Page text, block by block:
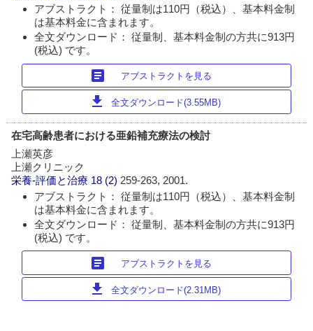
アブストラクト： 従量制は110円（税込）、基本料金制
は基本料金に含まれます。
全文ダウンロード： 従量制、基本料金制の方共に913円
(税込) です。
article アブストラクトを見る
download 全文ダウンロード(3.55MB)
在宅高齢患者における亜鉛補充療法の検討
上瀬英彦
上瀬クリニック
栄養-評価と治療 18 (2) 259-263, 2001.
アブストラクト： 従量制は110円（税込）、基本料金制
は基本料金に含まれます。
全文ダウンロード： 従量制、基本料金制の方共に913円
(税込) です。
article アブストラクトを見る
download 全文ダウンロード(2.31MB)